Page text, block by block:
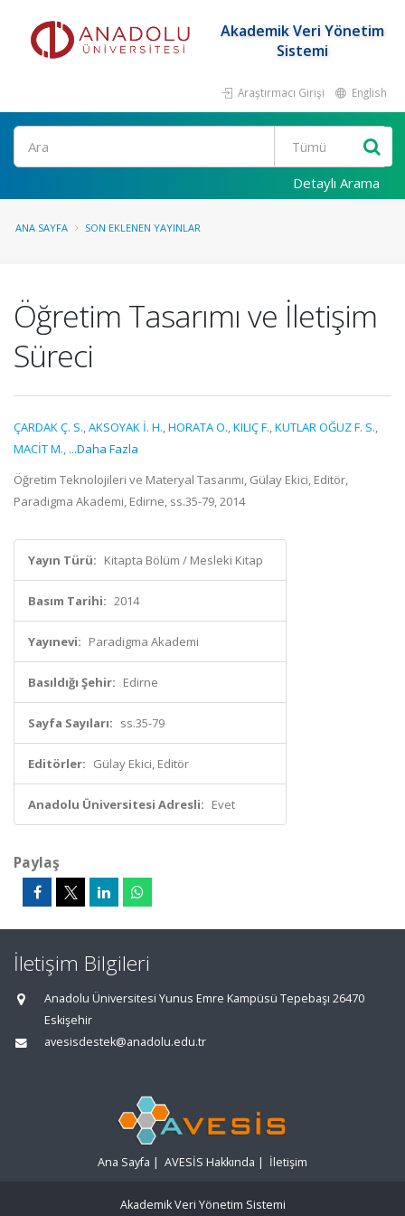
Akademik Veri Yönetim
Sistemi
Araştırmacı Girişi English
Ara
Detaylı Arama
ANA SAYFA SON EKLENEN YAYINLAR
Öğretim Tasarımı ve İletişim
Süreci
ÇARDAK Ç. S.,AKSOYAK İ. H.,HORATA O.,KILIÇ F.,KUTLAR OĞUZ F. S.,
MACİT M., ...Daha Fazla
Öğretim Teknolojileri ve Materyal Tasarımı, Gülay Ekici, Editör,
Paradigma Akademi, Edirne, ss.35-79, 2014
Yayın Türü: Kitapta Bölüm / Mesleki Kitap
Basım Tarihi: 2014
Yayınevi: Paradigma Akademi
Basıldığı Şehir: Edirne
Sayfa Sayıları: ss.35-79
Editörler: Gülay Ekici, Editör
Anadolu Üniversitesi Adresli: Evet
Paylaş
İletişim Bilgileri
Anadolu Üniversitesi Yunus Emre Kampüsü Tepebaşı 26470
Eskişehir
avesisdestek@anadolu.edu.tr
Ana Sayfa | AVESİS Hakkında | İletişim
Akademik Veri Yönetim Sistemi